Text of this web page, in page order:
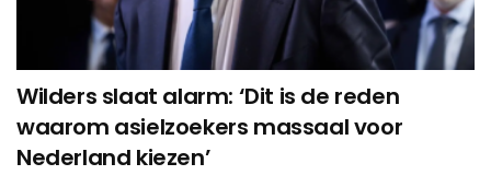
Wilders slaat alarm: ‘Dit is de reden
waarom asielzoekers massaal voor
Nederland kiezen’